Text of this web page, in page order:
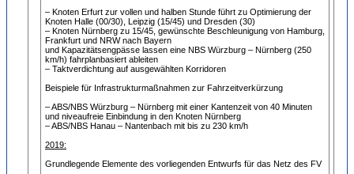
– Knoten Erfurt zur vollen und halben Stunde führt zu Optimierung der
Knoten Halle (00/30), Leipzig (15/45) und Dresden (30)
– Knoten Nürnberg zu 15/45, gewünschte Beschleunigung von Hamburg,
Frankfurt und NRW nach Bayern
und Kapazitätsengpässe lassen eine NBS Würzburg – Nürnberg (250
km/h) fahrplanbasiert ableiten
– Taktverdichtung auf ausgewählten Korridoren
Beispiele für Infrastrukturmaßnahmen zur Fahrzeitverkürzung
– ABS/NBS Würzburg – Nürnberg mit einer Kantenzeit von 40 Minuten
und niveaufreie Einbindung in den Knoten Nürnberg
– ABS/NBS Hanau – Nantenbach mit bis zu 230 km/h
2019:
Grundlegende Elemente des vorliegenden Entwurfs für das Netz des FV